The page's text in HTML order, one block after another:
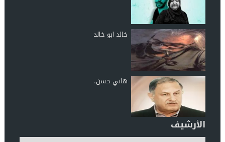
خالد ابو خالد
هاني حسن.
الأرشيف